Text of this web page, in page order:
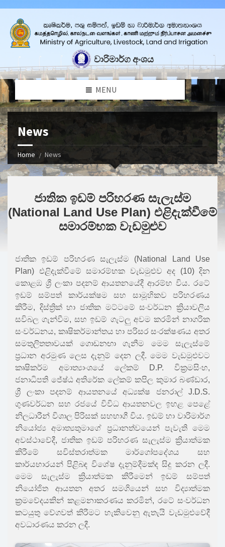
වාරිමාර්ග අංශය
MENU
News
Home News
ජාතික ඉඩම් පරිහරණ සැලැස්ම
(National Land Use Plan) එළිදැක්වීමේ
සමාරම්භක වැඩමුළුව
ජාතික ඉඩම් පරිහරණ සැලැස්ම (National Land Use
Plan) එළිදැක්වීමේ සමාරම්භක වැඩමුළුව අද (10) දින
කොළඹ ශ්‍රී ලංකා පදනම් ආයතනයේදී ආරම්භ විය. රටේ
ඉඩම් සම්පත් කාර්යක්ෂම සහ සාමූහිකව පරිහරණය
කිරීම, දිස්ත්‍රික් හා ජාතික මට්ටමේ සංවර්ධන ක්‍රියාවලිය
සවිබල ගැන්වීම, සහ ඉඩම් ගැටලු අවම කරමින් නාගරික
සංවර්ධනය, කෘෂිකර්මාන්තය හා පරිසර සංරක්ෂණය අතර
සමතුලිතතාවයක් ගොඩනඟා ගැනීම මෙම සැලැස්මේ
ප්‍රධාන අරමුණ ලෙස දැනුම් දෙන ලදී. මෙම වැඩමුළුවට
කෘෂිකර්ම අමාත්‍යාංශයේ ලේකම් D.P. වික්‍රමසිංහ,
ජනාධිපති ජේෂ්ඨ අතිරේක ලේකම් කපිල කුමාර බණ්ඩාර,
ශ්‍රී ලංකා පදනම් ආයතනයේ අධ්‍යක්ෂ ජනරාල් J.D.S.
ගුණවර්ධන සහ රජයේ විවිධ ආයතනවල ඉහළ පෙළේ
නිලධාරීන් විශාල පිරිසක් සහභාගී විය. ඉඩම් හා වාරිමාර්ග
නියෝජ්‍ය අමාත්‍යතුමාගේ ප්‍රධානත්වයෙන් පැවැති මෙම
අවස්ථාවේදී, ජාතික ඉඩම් පරිහරණ සැලැස්ම ක්‍රියාත්මක
කිරීමේ සවිස්තරාත්මක මාර්ගෝපදේශය සහ
කාර්යභාරයන් පිළිබඳ විශේෂ දැනුම්දීමක්ද සිදු කරන ලදී.
මෙම සැලැස්ම ක්‍රියාත්මක කිරීමෙන් ඉඩම් සම්පත්
නියෝජිත ආයතන අතර සමගියෙන් සහ විද්‍යාත්මක
ක්‍රමවේදයකින් කළමනාකරණය කරමින්, රටේ සංවර්ධන
කටයුතු වේගවත් කිරීමට හැකිවෙනු ඇතැයි වැඩමුළුවේදී
අවධාරණය කරන ලදී.